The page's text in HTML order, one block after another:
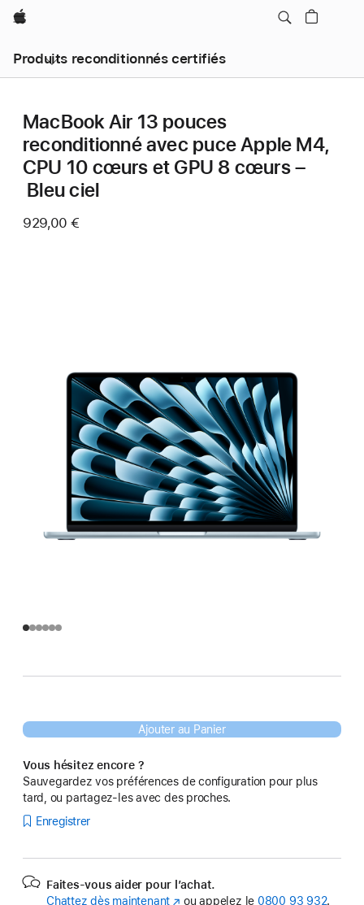
Apple
Produits reconditionnés certifiés
MacBook Air 13 pouces
reconditionné avec puce Apple M4,
CPU 10 cœurs et GPU 8 cœurs –
Bleu ciel
929,00 €
Ajouter au Panier
Vous hésitez encore ?
Sauvegardez vos préférences de configuration pour plus
tard, ou partagez-les avec des proches.
Enregistrer
Faites-vous aider pour l’achat.
Chattez dès maintenant (s’ouvre
ou appelez le 0800 93 932.